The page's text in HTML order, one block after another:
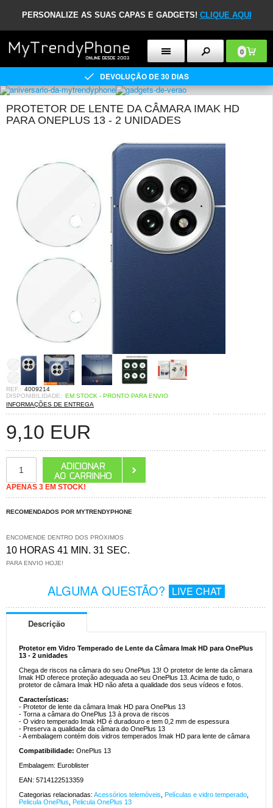
PERSONALIZE AS SUAS CAPAS E GADGETS! CLIQUE AQUI
0
DEVOLUÇÃO DE 30 DIAS
PROTETOR DE LENTE DA CÂMARA IMAK HD
PARA ONEPLUS 13 - 2 UNIDADES
REF.: 4009214
DISPONIBILIDADE: EM STOCK - PRONTO PARA ENVIO
INFORMAÇÕES DE ENTREGA
9,10 EUR
APENAS 3 EM STOCK!
RECOMENDADOS POR MYTRENDYPHONE
ENCOMENDE DENTRO DOS PRÓXIMOS
10 HORAS 41 MIN. 31 SEC.
PARA ENVIO HOJE!
ALGUMA QUESTÃO? LIVE CHAT
Descrição
Protetor em Vidro Temperado de Lente da Câmara Imak HD para OnePlus
13 - 2 unidades
Chega de riscos na câmara do seu OnePlus 13! O protetor de lente da câmara
Imak HD oferece proteção adequada ao seu OnePlus 13. Acima de tudo, o
protetor de câmara Imak HD não afeta a qualidade dos seus vídeos e fotos.
Características:
- Protetor de lente da câmara Imak HD para OnePlus 13
- Torna a câmara do OnePlus 13 à prova de riscos
- O vidro temperado Imak HD é duradouro e tem 0,2 mm de espessura
- Preserva a qualidade da câmara do OnePlus 13
- A embalagem contém dois vidros temperados Imak HD para lente de câmara
Compatibilidade: OnePlus 13
Embalagem: Euroblister
EAN: 5714122513359
Categorias relacionadas: Acessórios telemóveis Películas e vidro temperado
Pelicula OnePlus
Pelicula OnePlus 13